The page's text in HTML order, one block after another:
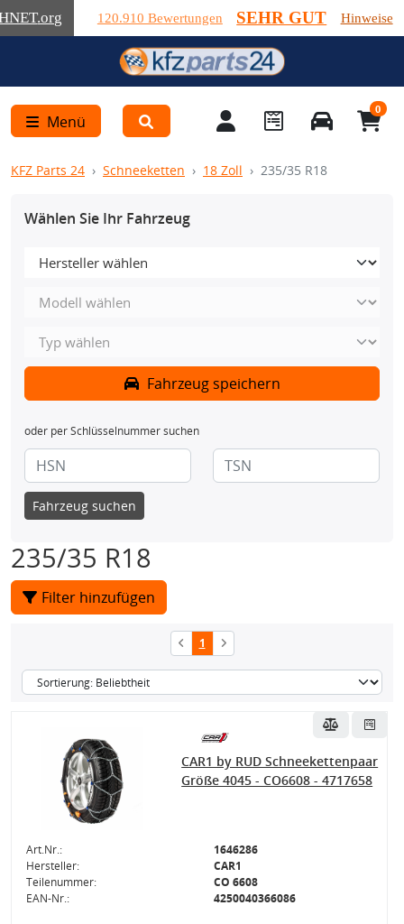
.org 120.910 Bewertungen SEHR GUT Hinweise
Menü
0
KFZ Parts 24 Schneeketten 18 Zoll 235/35 R18
Wählen Sie Ihr Fahrzeug
Fahrzeug speichern
oder per Schlüsselnummer suchen
Fahrzeug suchen
235/35 R18
Filter hinzufügen
1
CAR1 by RUD Schneekettenpaar
Größe 4045 - CO6608 - 4717658
Art.Nr.:
1646286
Hersteller:
CAR1
Teilenummer:
CO 6608
EAN-Nr.:
4250040366086